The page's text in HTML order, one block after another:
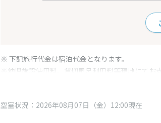
※ 下記旅行代金は宿泊代金となります。
※幼児施設使用料、貸切風呂利用料等現地にて
空室状況：2026年08月07日（金）12:00現在